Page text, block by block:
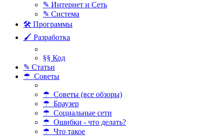
✎ Интернет и Сеть
✎ Система
🛠 Программы
🖌 Разработка
§§ Код
✎ Статьи
☂ Советы
☂ Советы (все обзоры)
☂ Браузер
☂ Социальные сети
☂ Ошибки - что делать?
☂ Что такое